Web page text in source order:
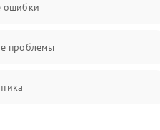
ошибки
проблемы